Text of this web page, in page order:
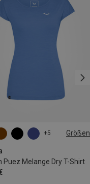
+5 Größen
Puez Melange Dry T-Shirt
S M